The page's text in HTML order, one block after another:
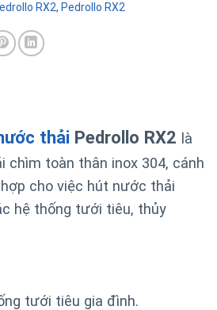
RX2, Pedrollo RX2
thải Pedrollo RX2 là
chìm toàn thân inox 304, cánh
cho việc hút nước thải
hệ thống tưới tiêu, thủy
tưới tiêu gia đình.